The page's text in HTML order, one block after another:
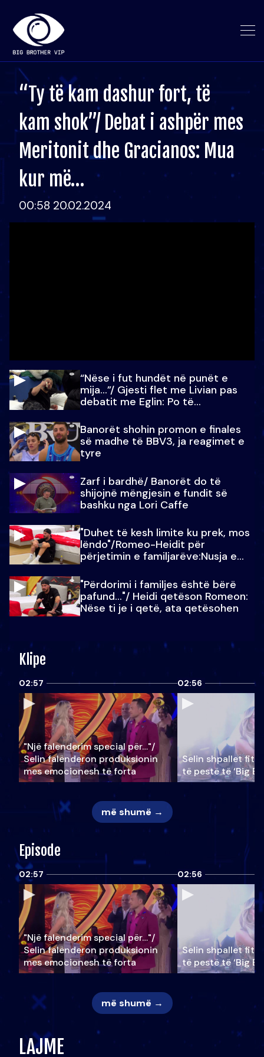
“Ty të kam dashur fort, të
kam shok”/ Debat i ashpër mes
Meritonit dhe Gracianos: Mua
kur më…
00:58 20.02.2024
“Nëse i fut hundët në punët e
mija…”/ Gjesti flet me Livian pas
debatit me Eglin: Po të
Banorët shohin promon e finales
së madhe të BBV3, ja reagimet e
tyre
Zarf i bardhë/ Banorët do të
shijojnë mëngjesin e fundit së
bashku nga Lori Caffe
"Duhet të kesh limite ku prek, mos
lëndo"/Romeo-Heidit për
përjetimin e familjarëve:Nusja e
"Përdorimi i familjes është bërë
pafund…"/ Heidi qetëson Romeon:
Nëse ti je i qetë, ata qetësohen
Klipe
02:57
"Një falenderim special për…"/
Selin falënderon produksionin
mes emocionesh të forta
02:56
Selin shpallet
të pestë të ‘Big
më shumë →
Episode
02:57
"Një falenderim special për…"/
Selin falënderon produksionin
mes emocionesh të forta
02:56
Selin shpallet
të pestë të ‘Big
më shumë →
LAJME